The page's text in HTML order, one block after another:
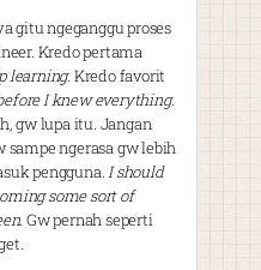
gitu ngeganggu proses
Kredo pertama
learning. Kredo favorit
I knew everything.
gw lupa itu. Jangan
sampe ngerasa gw lebih
pengguna.I should
some sort of
. Gw pernah seperti